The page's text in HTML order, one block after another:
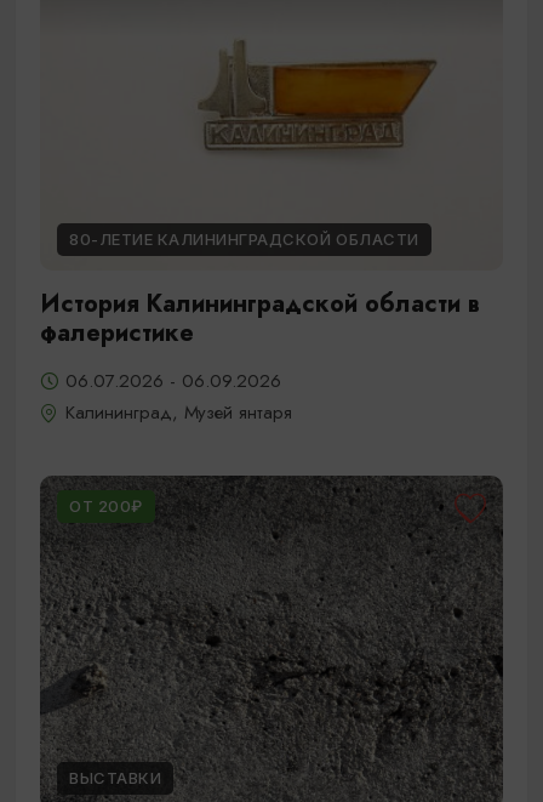
80-ЛЕТИЕ КАЛИНИНГРАДСКОЙ ОБЛАСТИ
История Калининградской области в
фалеристике
06.07.2026 - 06.09.2026
Калининград, Музей янтаря
ОТ 200₽
ВЫСТАВКИ